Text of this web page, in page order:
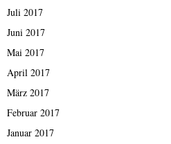
Juli 2017
Juni 2017
Mai 2017
April 2017
März 2017
Februar 2017
Januar 2017